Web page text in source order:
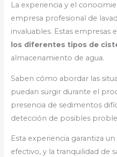
La experiencia y el
empresa profesional de
invaluables. Estas empresas
los diferentes tipos de
almacenamiento de agua.
Saben cómo abordar las
puedan surgir durante el
presencia de sedimentos
detección de posibles
Esta experiencia garantiza
efectivo, y la tranquilidad de